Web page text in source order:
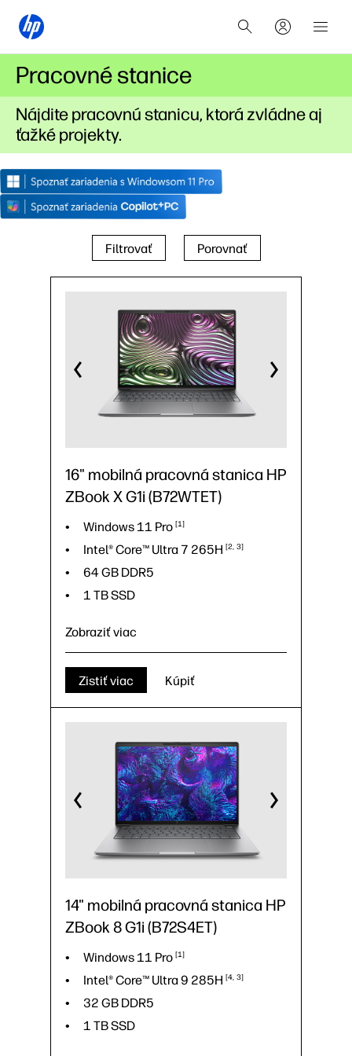
Pracovné stanice
Nájdite pracovnú stanicu, ktorá zvládne aj
ťažké projekty.
Filtrovať Porovnať
16" mobilná pracovná stanica HP
ZBook X G1i (B72WTET)
Windows 11 Pro 1
Intel® Core™ Ultra 7 265H 2 3
64 GB DDR5
1 TB SSD
Windows 11 Pro
64 GB DDR5
1 TB SSD
16" WQXGA
Zobraziť viac
Zistiť viac Kúpiť
14" mobilná pracovná stanica HP
ZBook 8 G1i (B72S4ET)
Windows 11 Pro 1
Intel® Core™ Ultra 9 285H 4 3
32 GB DDR5
1 TB SSD